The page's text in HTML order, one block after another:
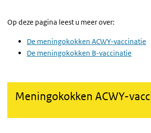
Op deze pagina leest u meer over:
De meningokokken ACWY-vaccinatie
De meningokokken B-vaccinatie
Meningokokken ACWY-